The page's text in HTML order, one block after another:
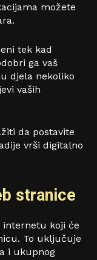
možete
tek kad
ga vaš
djela nekoliko
vaših
da postavite
vrši digitalno
stranice
internetu koji će
To uključuje
i ukupnog